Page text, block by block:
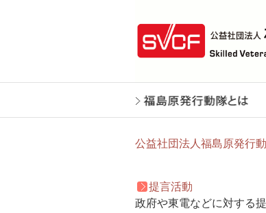
公益社団法人福島原発行
提言活動
政府や東電などに対する